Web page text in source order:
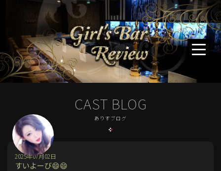
CAST BLOG
ありすブログ
すいよーび😄😄
2025年07月02日